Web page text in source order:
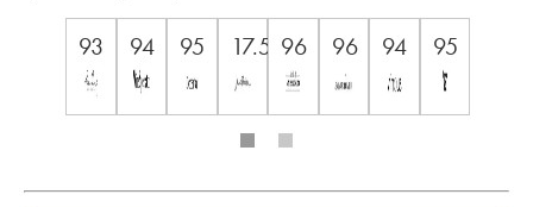
93 94 95 17.5 96 96 94 95